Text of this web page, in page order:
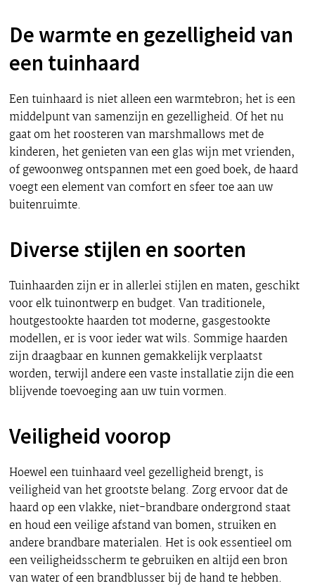
De warmte en gezelligheid van
een tuinhaard
Een tuinhaard is niet alleen een warmtebron; het is een
middelpunt van samenzijn en gezelligheid. Of het nu
gaat om het roosteren van marshmallows met de
kinderen, het genieten van een glas wijn met vrienden,
of gewoonweg ontspannen met een goed boek, de haard
voegt een element van comfort en sfeer toe aan uw
buitenruimte.
Diverse stijlen en soorten
Tuinhaarden zijn er in allerlei stijlen en maten, geschikt
voor elk tuinontwerp en budget. Van traditionele,
houtgestookte haarden tot moderne, gasgestookte
modellen, er is voor ieder wat wils. Sommige haarden
zijn draagbaar en kunnen gemakkelijk verplaatst
worden, terwijl andere een vaste installatie zijn die een
blijvende toevoeging aan uw tuin vormen.
Veiligheid voorop
Hoewel een tuinhaard veel gezelligheid brengt, is
veiligheid van het grootste belang. Zorg ervoor dat de
haard op een vlakke, niet-brandbare ondergrond staat
en houd een veilige afstand van bomen, struiken en
andere brandbare materialen. Het is ook essentieel om
een veiligheidsscherm te gebruiken en altijd een bron
van water of een brandblusser bij de hand te hebben.